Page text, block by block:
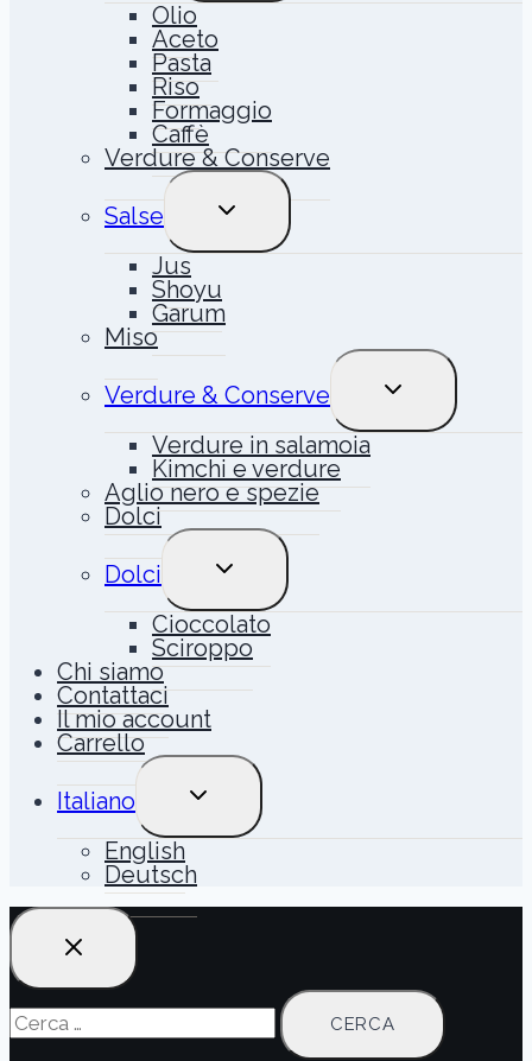
Olio
Aceto
Pasta
Riso
Formaggio
Caffè
Verdure & Conserve
Salse
ALTERNA
MENU
Jus
Shoyu
Garum
Miso
Verdure & Conserve
ALTERNA
MENU
Verdure in salamoia
Kimchi e verdure
Aglio nero e spezie
Dolci
Dolci
ALTERNA
MENU
Cioccolato
Sciroppo
Chi siamo
Contattaci
Il mio account
Carrello
Italiano
ALTERNA
MENU
English
Deutsch
Ricerca
per: